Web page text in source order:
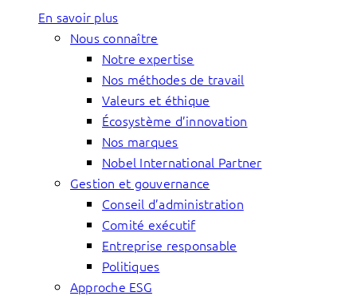
En savoir plus
Nous connaître
Notre expertise
Nos méthodes de travail
Valeurs et éthique
Écosystème d’innovation
Nos marques
Nobel International Partner
Gestion et gouvernance
Conseil d’administration
Comité exécutif
Entreprise responsable
Politiques
Approche ESG